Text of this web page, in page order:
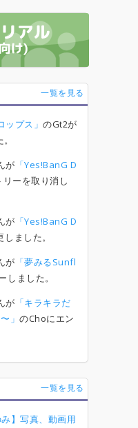
一覧を見る
ップス」のGt2が
が 「Yes!BanG D
ーを取り消し
が 「Yes!BanG D
ました。
が 「夢みるSunfl
しました。
が 「キラキラだ
」のChoにエン
一覧を見る
み】写真、動画用